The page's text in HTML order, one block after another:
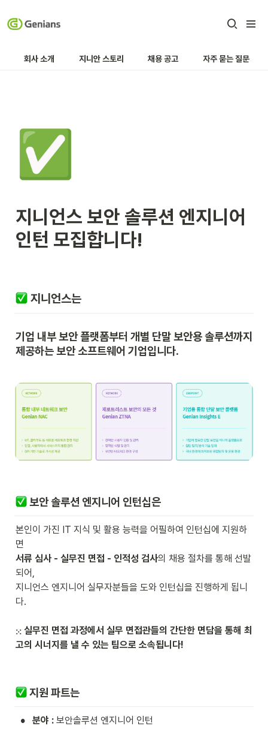
회사 소개 지니안 스토리 채용 공고 자주 묻는 질문
✅
지니언스 보안 솔루션 엔지니어
인턴 모집합니다!
지니언스는
기업 내부 보안 플랫폼부터 개별 단말 보안용 솔루션까지
제공하는 보안 소프트웨어 기업입니다.
보안 솔루션 엔지니어 인턴십은
본인이 가진 IT 지식 및 활용 능력을 어필하여 인턴십에 지원하
서류 심사 - 실무진 면접 - 인적성 검사의 채용 절차를 통해 선발
되어,
지니언스 엔지니어 실무자분들을 도와 인턴십을 진행하게 됩니
다.
⁙ 실무진 면접 과정에서 실무 면접관들의 간단한 면담을 통해 최
고의 시너지를 낼 수 있는 팀으로 소속됩니다!
지원 파트는
• 분야 : 보안솔루션 엔지니어 인턴